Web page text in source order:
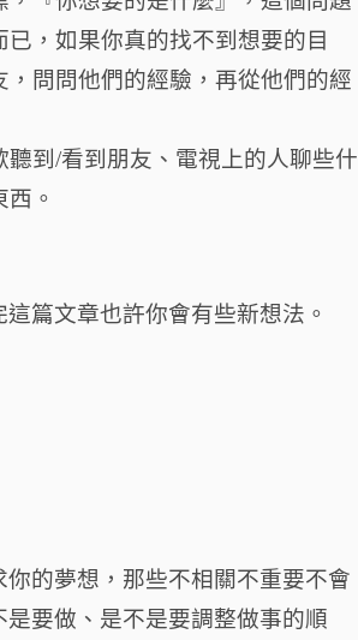
，如果你真的找不到想要的目
問問他們的經驗，再從他們的經
到 /看到朋友、電視上的人聊些什
。
篇文章也許你會有些新想法。
的夢想，那些不相關不重要不會
要做、是不是要調整做事的順